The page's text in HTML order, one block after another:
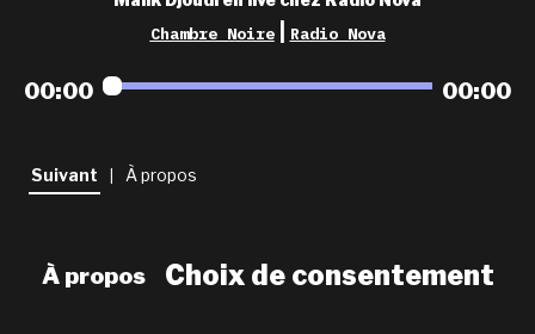
les grilles
playlists
newsletter
Chambre Noire Radio Nova
00:00 00:00
Suivant À propos
À propos Choix de consentement